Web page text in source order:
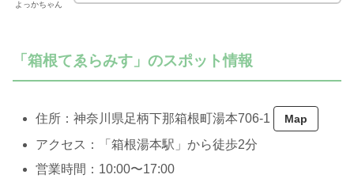
よっかちゃん
「箱根てゑらみす」のスポット情報
住所：神奈川県足柄下那箱根町湯本706-1 Map
アクセス：「箱根湯本駅」から徒歩2分
営業時間：10:00〜17:00